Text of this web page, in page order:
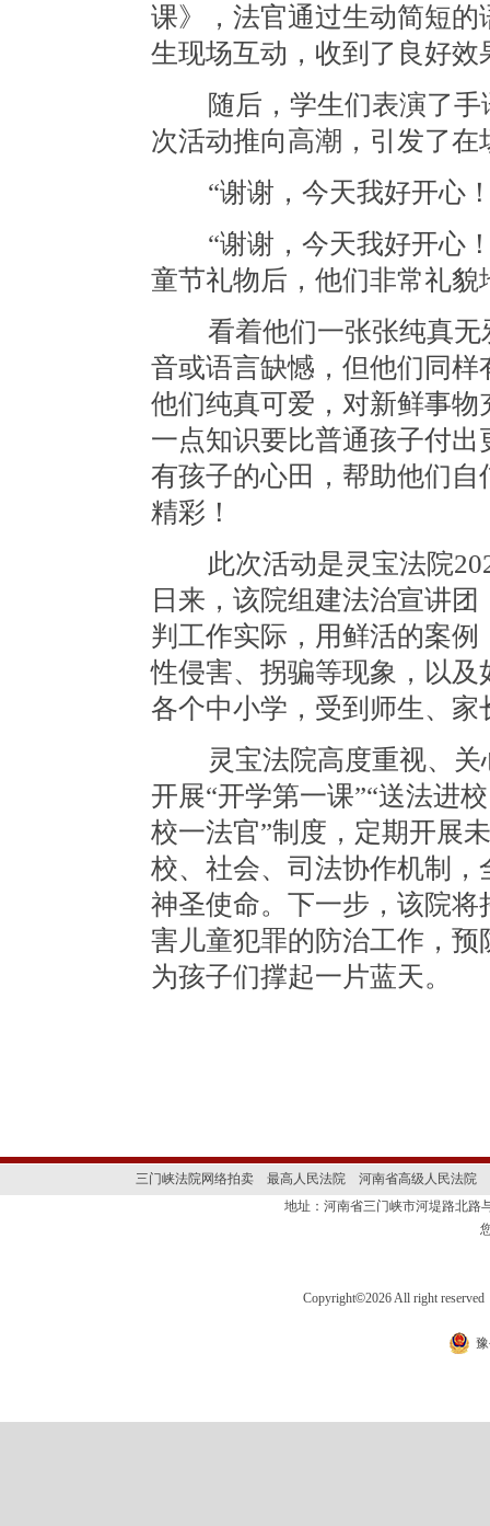
课》，法官通过生动简短
生现场互动，收到了良好效
随后，学生们表演了手
次活动推向高潮，引发了
“谢谢，今天我好开心
“谢谢，今天我好开心！
童节礼物后，他们非常礼貌
看着他们一张张纯真无
音或语言缺憾，但他们同
他们纯真可爱，对新鲜事
一点知识要比普通孩子付
有孩子的心田，帮助他们
精彩！
此次活动是灵宝法院
日来，该院组建法治宣讲
判工作实际，用鲜活的案
性侵害、拐骗等现象，以
各个中小学，受到师生、家
灵宝法院高度重视、关
开展“开学第一课”“送法进
校一法官”制度，定期开展
校、社会、司法协作机制，
神圣使命。下一步，该院
害儿童犯罪的防治工作，
为孩子们撑起一片蓝天。
三门峡法院网络拍卖 最高人民法院
河南省高级人民法院
地址：河南省三门峡市河堤路北
Copyright©2026 All right